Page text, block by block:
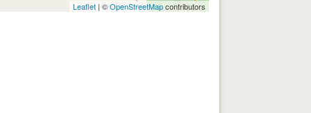
Leaflet | ©OpenStreetMapcontributors